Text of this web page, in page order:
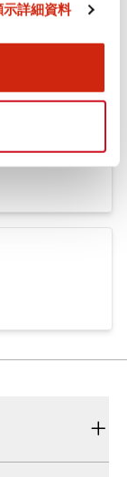
示詳細資料
文版)